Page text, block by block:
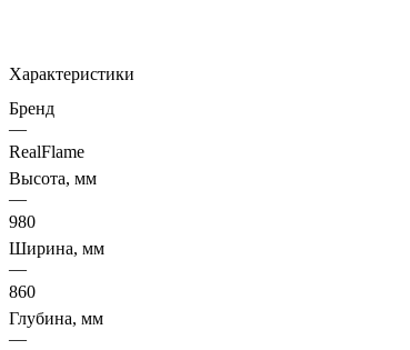
Характеристики
Бренд
—
RealFlame
Высота, мм
—
980
Ширина, мм
—
860
Глубина, мм
—